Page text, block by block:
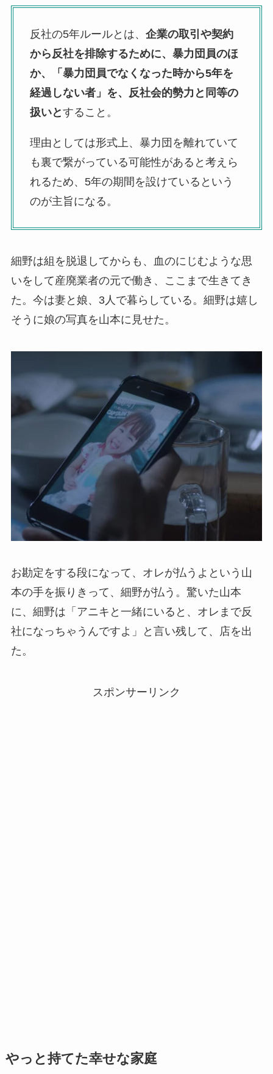
反社の5年ルールとは、 企業の取引や契約
から反社を排除するために、暴力団員のほ
か、「暴力団員でなくなった時から5年を
経過しない者」を、反社会的勢力と同等の
扱いとすること。
理由としては形式上、暴力団を離れていて
も裏で繋がっている可能性があると考えら
れるため、5年の期間を設けているという
のが主旨になる。
細野は組を脱退してからも、血のにじむような思
いをして産廃業者の元で働き、ここまで生きてき
た。今は妻と娘、3人で暮らしている。細野は嬉し
そうに娘の写真を山本に見せた。
お勘定をする段になって、オレが払うよという山
本の手を振りきって、細野が払う。驚いた山本
に、細野は「アニキと一緒にいると、オレまで反
社になっちゃうんですよ」と言い残して、店を出
た。
スポンサーリンク
やっと持てた幸せな家庭